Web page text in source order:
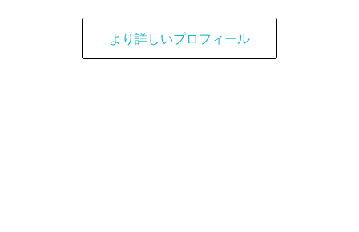
より詳しいプロフィール